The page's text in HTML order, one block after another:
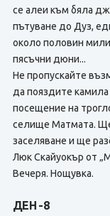
се алеи към бяла
пътуване до Дуз,
около половин
пясъчни дюни...
Не пропускайте
да пояздите
посещение на
селище Матмата. Ще
заселяване и ще
Люк Скайуокър от
Вечеря. Нощувка.
ДЕН -8